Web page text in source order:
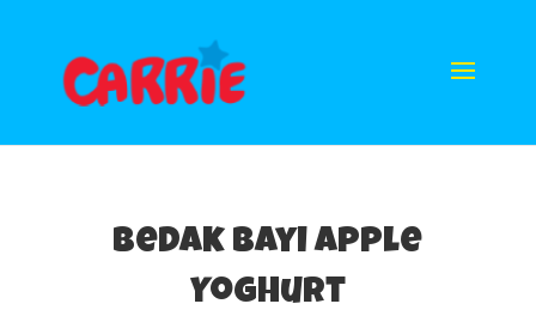
Bedak Bayi Apple
Yoghurt